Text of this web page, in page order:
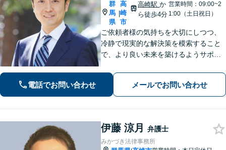
群
馬
県
|
高
崎
市
高崎駅か
ら徒歩4分
営業時間：09:00~2
1:00（土日祝日）
ご依頼者様の気持ちを大切にしつつ、
冷静で現実的な解決策を模索すること
で、より良い未来を築けるようサポー
女問題や債務整理、交通事故など、ど
のようなトラブルでも安心してご相談
ください。【夜間休日対応可】
電話でお問い合わせ メールでお問い合わせ
伊藤 涼月 弁護士
みかづき法律事務所